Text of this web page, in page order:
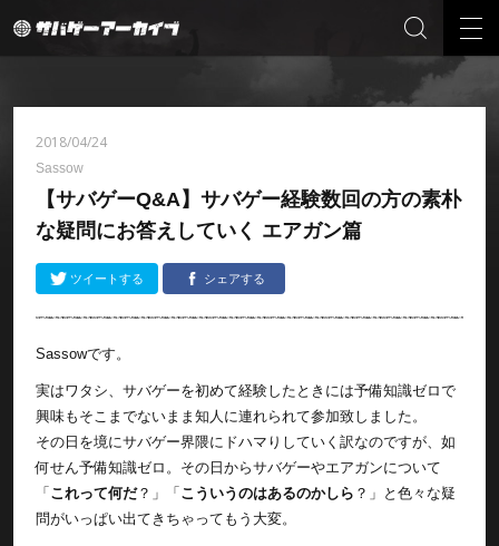
2018/04/24
Sassow
【サバゲーQ&A】サバゲー経験数回の方の素朴
な疑問にお答えしていく エアガン篇
ツイートする シェアする
Sassowです。
実はワタシ、サバゲーを初めて経験したときには予備知識ゼロで
興味もそこまでないまま知人に連れられて参加致しました。
その日を境にサバゲー界隈にドハマりしていく訳なのですが、如
何せん予備知識ゼロ。その日からサバゲーやエアガンについて
「 これって何だ？」「 こういうのはあるのかしら ？」と色々な疑
問がいっぱい出てきちゃってもう大変。